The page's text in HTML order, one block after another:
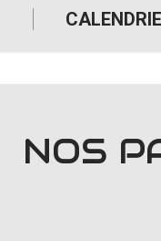
NOS